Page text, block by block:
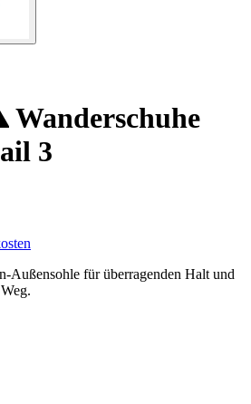
Wanderschuhe
3
Außensohle für überragenden Halt und